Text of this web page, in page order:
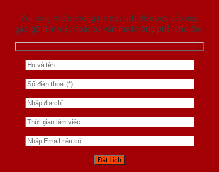
Vui lòng nhập thông tin đặt lịch để được sắp xếp
gặp gỡ làm việc hoăc tư vấn mà không phải chờ đợi.